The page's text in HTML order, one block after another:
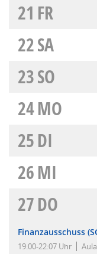
21 FR
22SA
23SO
24MO
25DI
26MI
27DO
Finanzausschuss
19:00-22:07 Uhr